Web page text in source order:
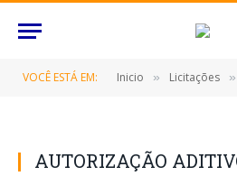
VOCÊ ESTÁ EM: Inicio » Licitações »
AUTORIZAÇÃO